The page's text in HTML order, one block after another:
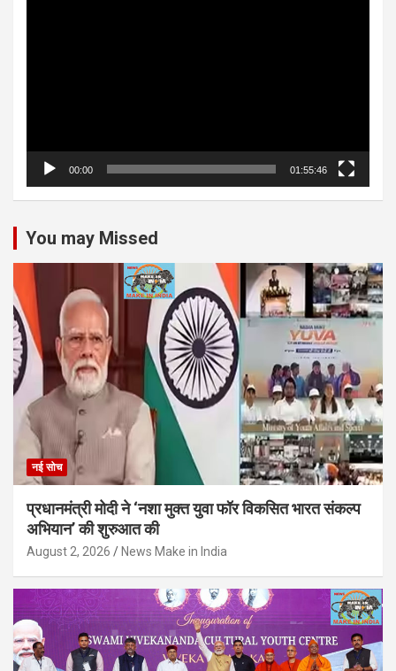
00:00 01:55:46
You may Missed
नई सोच
प्रधानमंत्री मोदी ने ‘नशा मुक्त युवा फॉर विकसित भारत संकल्प
अभियान’ की शुरुआत की
August 2, 2026 News Make in India